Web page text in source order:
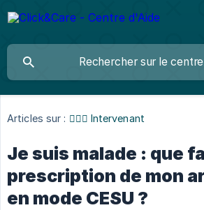
Articles sur : 👩🏼‍⚕️ Intervenant
Je suis malade : que
prescription de mon
en mode CESU ?